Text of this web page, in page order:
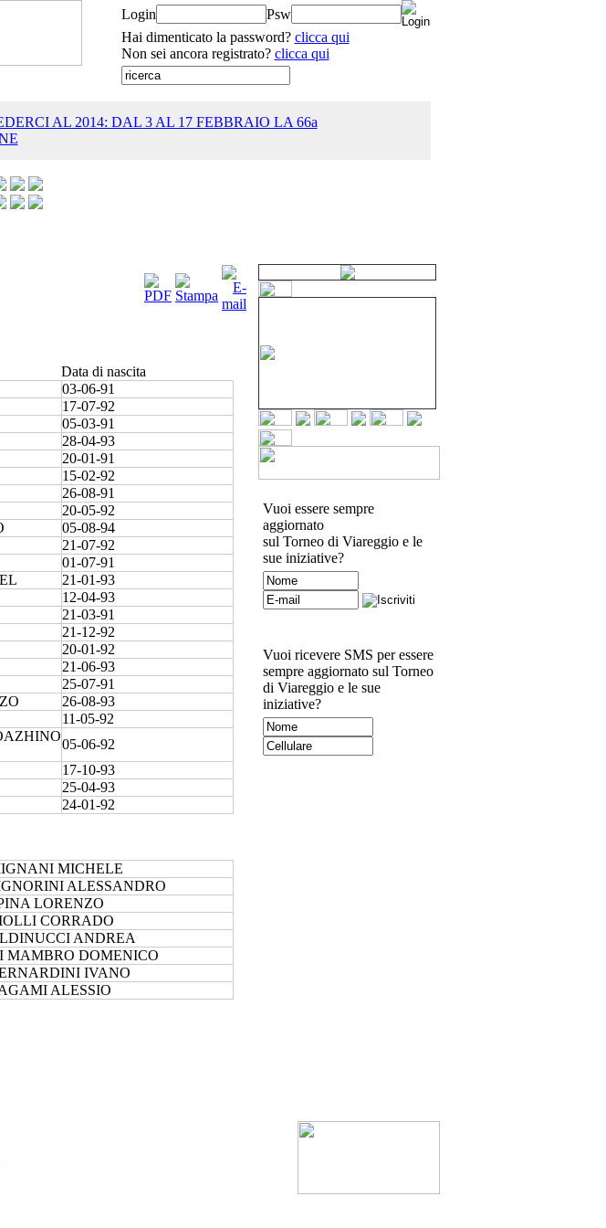
Login
Psw
Hai dimenticato la password? clicca qui
Non sei ancora registrato? clicca qui
AL 2014: DAL 3 AL 17 FEBBRAIO LA 66a
Data di nascita
03-06-91
17-07-92
05-03-91
28-04-93
20-01-91
15-02-92
26-08-91
20-05-92
05-08-94
21-07-92
01-07-91
21-01-93
12-04-93
21-03-91
21-12-92
20-01-92
21-06-93
25-07-91
26-08-93
11-05-92
05-06-92
17-10-93
25-04-93
24-01-92
MICHELE
ALESSANDRO
LORENZO
CORRADO
ANDREA
MAMBRO DOMENICO
IVANO
ALESSIO
Vuoi essere sempre
aggiornato
sul Torneo di Viareggio e le
sue iniziative?
Vuoi ricevere SMS per essere
sempre aggiornato sul Torneo
di Viareggio e le sue
iniziative?